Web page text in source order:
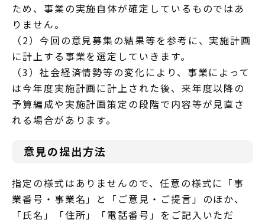
ため、事業の実施自体が確定しているものではあ
りません。
（2）今回の意見募集の結果等を参考に、実施計画
に計上する事業を選定していきます。
（3）社会経済情勢等の変化により、事業によって
は今年度実施計画に計上された後、来年度以降の
予算編成や実施計画策定の段階で内容等が見直さ
れる場合があります。
意見の提出方法
指定の様式はありませんので、任意の様式に「事
業番号・事業名」と「ご意見・ご提言」のほか、
「氏名」「住所」「電話番号」をご記入いただ